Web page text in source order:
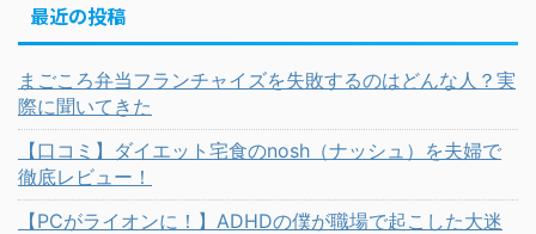
最近の投稿
まごころ弁当フランチャイズを失敗するのはどんな人？実
際に聞いてきた
【口コミ】ダイエット宅食のnosh（ナッシュ）を夫婦で
徹底レビュー！
【PCがライオンに！】ADHDの僕が職場で起こした大迷